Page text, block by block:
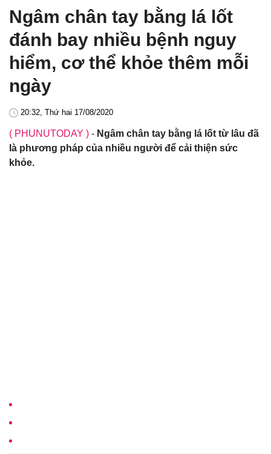
Ngâm chân tay bằng lá lốt
đánh bay nhiều bệnh nguy
hiểm, cơ thể khỏe thêm mỗi
ngày
20:32, Thứ hai 17/08/2020
( PHUNUTODAY ) - Ngâm chân tay bằng lá lốt từ lâu đã
là phương pháp của nhiều người để cải thiện sức
khỏe.